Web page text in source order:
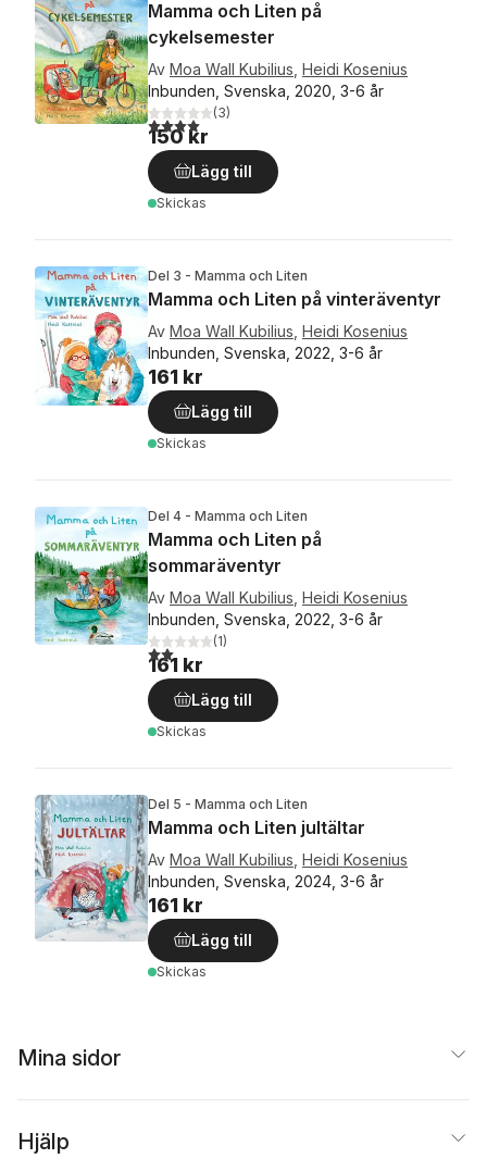
Mamma och Liten på
cykelsemester
Av Moa Wall Kubilius Heidi Kosenius
Inbunden, Svenska, 2020, 3-6 år
4,0utav 5 stjärnor. Totalt antal röster:
(3)
150 kr
Lägg till
Skickas
Del 3 - Mamma och Liten
Mamma och Liten på vinteräventyr
Av Moa Wall Kubilius Heidi Kosenius
Inbunden, Svenska, 2022, 3-6 år
161 kr
Lägg till
Skickas
Del 4 - Mamma och Liten
Mamma och Liten på
sommaräventyr
Av Moa Wall Kubilius Heidi Kosenius
Inbunden, Svenska, 2022, 3-6 år
2,0utav 5 stjärnor. Totalt antal röster:
(1)
161 kr
Lägg till
Skickas
Del 5 - Mamma och Liten
Mamma och Liten jultältar
Av Moa Wall Kubilius Heidi Kosenius
Inbunden, Svenska, 2024, 3-6 år
161 kr
Lägg till
Skickas
Mina sidor
Hjälp